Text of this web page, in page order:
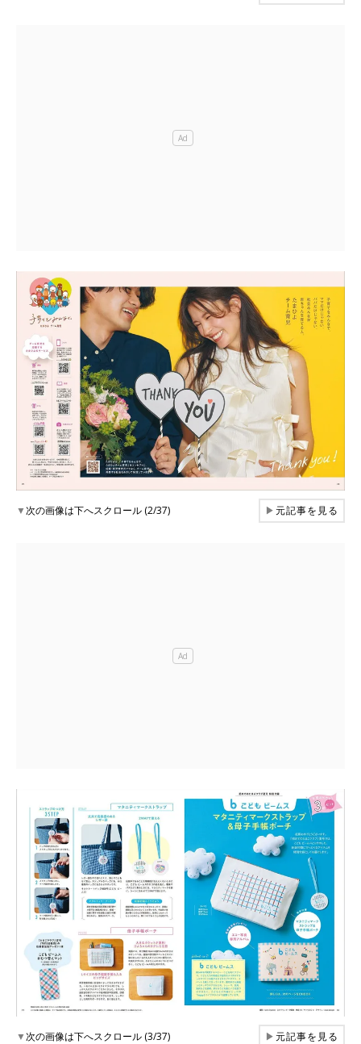
▼次の画像は下へスクロール (2/37) ▶元記事を見る
▼次の画像は下へスクロール (3/37) ▶元記事を見る